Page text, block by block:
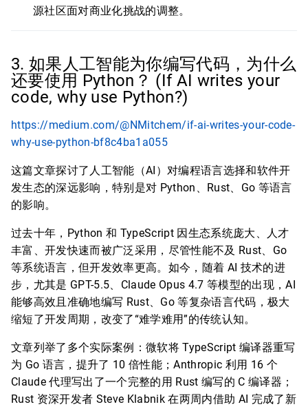
源社区面对商业化挑战的调整。
3. 如果人工智能为你编写代码，为什么
还要使用 Python？ (If AI writes your
code, why use Python?)
https://medium.com/@NMitchem/if-ai-writes-your-code-
why-use-python-bf8c4ba1a055
这篇文章探讨了人工智能（AI）对编程语言选择和软件开
发生态的深远影响，特别是对 Python、Rust、Go 等语言
的影响。
过去十年，Python 和 TypeScript 因生态系统庞大、人才
丰富、开发快速而被广泛采用，尽管性能不及 Rust、Go
等系统语言，但开发效率更高。如今，随着 AI 技术的进
步，尤其是 GPT-5.5、Claude Opus 4.7 等模型的出现，AI
能够高效且准确地编写 Rust、Go 等复杂语言代码，极大
缩短了开发周期，改变了“难学难用”的传统认知。
文章列举了多个实际案例：微软将 TypeScript 编译器重写
为 Go 语言，提升了 10 倍性能；Anthropic 利用 16 个
Claude 代理写出了一个完整的用 Rust 编写的 C 编译器；
Rust 资深开发者 Steve Klabnik 在两周内借助 AI 完成了新